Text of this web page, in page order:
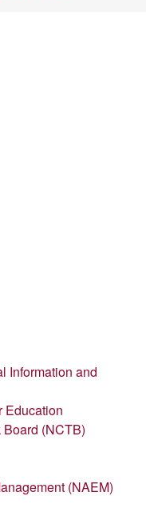
Information and
Education
(NCTB)
(NAEM)